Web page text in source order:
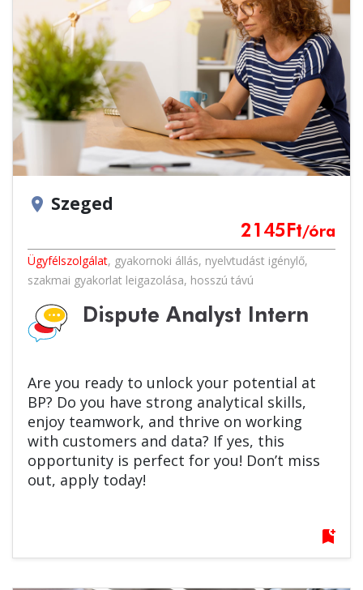
location_on Szeged
2145 Ft/óra
Ügyfélszolgálat, gyakornoki állás, nyelvtudást igénylő,
szakmai gyakorlat leigazolása, hosszú távú
Dispute Analyst Intern
Are you ready to unlock your potential at
BP? Do you have strong analytical skills,
enjoy teamwork, and thrive on working
with customers and data? If yes, this
opportunity is perfect for you! Don’t miss
out, apply today!
bookmark_add